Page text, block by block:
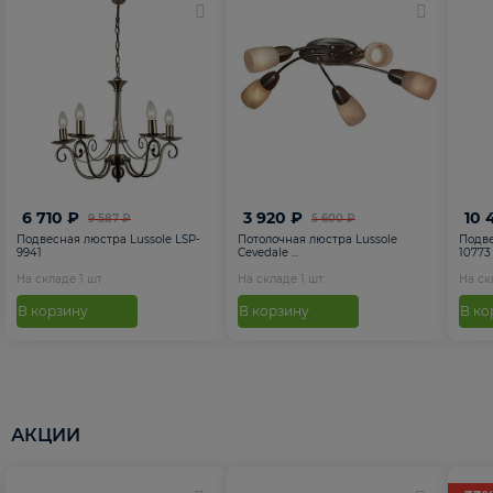
9 587 ₽
6 710 ₽
Подвесная люстра Lussole LSP-
9941
На складе 1 шт
В корзину
5 600 ₽
3 920 ₽
Потолочная люстра Lussole
Cevedale ...
На складе 1 шт
В корзину
10
10773
На
В
АКЦИИ